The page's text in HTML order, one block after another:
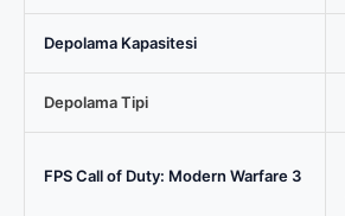
M.2
Sistem
karşılaştırma
Depolama Kapasitesi
Depolama Tipi
FPS Call of Duty: Modern Warfare 3